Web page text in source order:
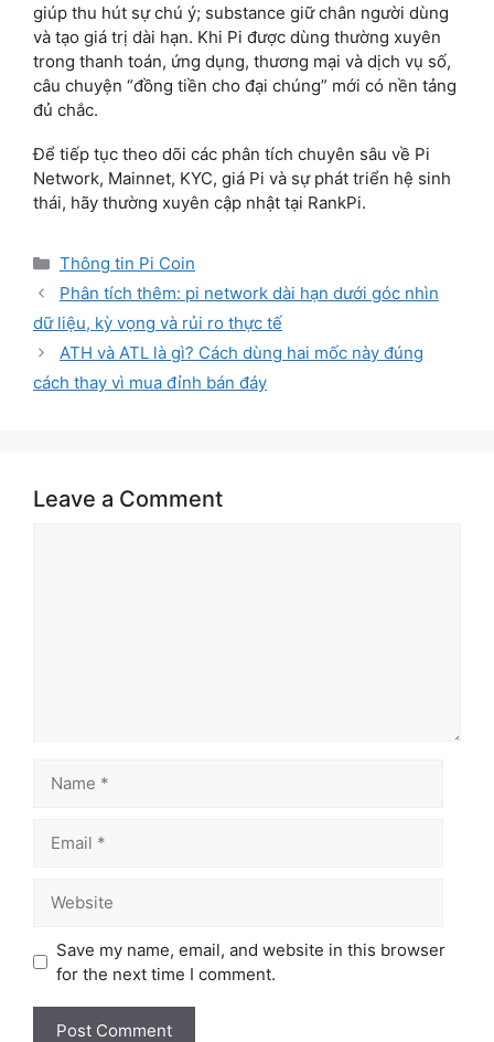
giúp thu hút sự chú ý; substance giữ chân người dùng
và tạo giá trị dài hạn. Khi Pi được dùng thường xuyên
trong thanh toán, ứng dụng, thương mại và dịch vụ số,
câu chuyện “đồng tiền cho đại chúng” mới có nền tảng
đủ chắc.
Để tiếp tục theo dõi các phân tích chuyên sâu về Pi
Network, Mainnet, KYC, giá Pi và sự phát triển hệ sinh
thái, hãy thường xuyên cập nhật tại RankPi.
Categories
Thông tin Pi Coin
Phân tích thêm: pi network dài hạn dưới góc nhìn
dữ liệu, kỳ vọng và rủi ro thực tế
ATH và ATL là gì? Cách dùng hai mốc này đúng
cách thay vì mua đỉnh bán đáy
Leave a Comment
Save my name, email, and website in this browser
for the next time I comment.